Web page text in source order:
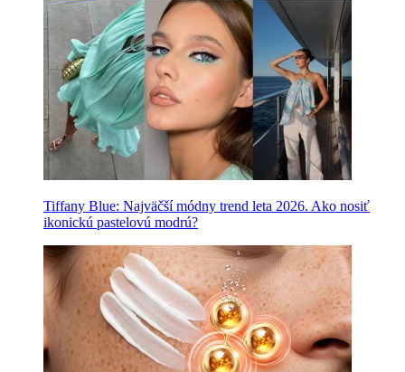
Tiffany Blue: Najväčší módny trend leta 2026. Ako nosiť
ikonickú pastelovú modrú?